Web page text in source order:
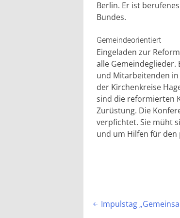
Berlin. Er ist
Bundes.
Gemeindeorientiert
Eingeladen zur
alle
und Mitarbeitenden
der Kirchenkreise
sind die reformierten
Zurüstung. Die
verpfichtet. Sie müht
und um Hilfen für den
Beitragsnavigation
 Impulstag